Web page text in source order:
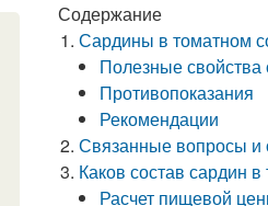
Содержание
Сардины в томатном
Полезные свойства
Противопоказания
Рекомендации
Связанные вопросы и
Каков состав сардин
Расчет пищевой